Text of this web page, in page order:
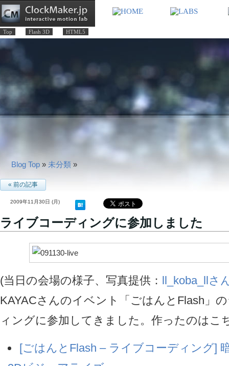
Top Flash 3D HTML5
Blog Top » 未分類 »
« 前の記事
2009年11月30日 (月)
ライブコーディングに参加しました
(当日の会場の様子、写真提供： ll_koba_llさ
KAYACさんのイベント「ごはんとFlash」
ィングに参加してきました。作ったのはこ
[ごはんとFlash – ライブコーディング]